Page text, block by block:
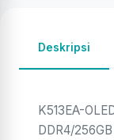
Deskripsi
K513EA-
DDR4/